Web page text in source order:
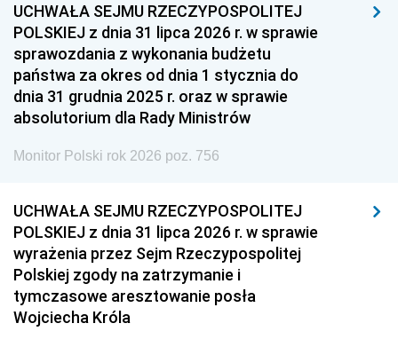
1939 1938 1937
1936 1930
UCHWAŁA SEJMU RZECZYPOSPOLITEJ
POLSKIEJ z dnia 31 lipca 2026 r. w sprawie
sprawozdania z wykonania budżetu
państwa za okres od dnia 1 stycznia do
dnia 31 grudnia 2025 r. oraz w sprawie
absolutorium dla Rady Ministrów
Monitor Polski rok 2026 poz. 756
UCHWAŁA SEJMU RZECZYPOSPOLITEJ
POLSKIEJ z dnia 31 lipca 2026 r. w sprawie
wyrażenia przez Sejm Rzeczypospolitej
Polskiej zgody na zatrzymanie i
tymczasowe aresztowanie posła
Wojciecha Króla